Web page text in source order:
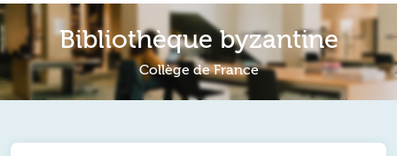
Bibliothèque byzantine
Collège de France